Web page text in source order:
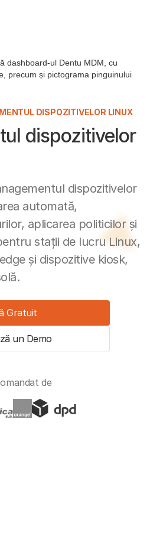
DISPOZITIVELOR LINUX
dispozitivelor
dispozitivelor
automată,
aplicarea politicilor și
stații de lucru Linux,
și dispozitive kiosk,
Gratuit
un Demo
de